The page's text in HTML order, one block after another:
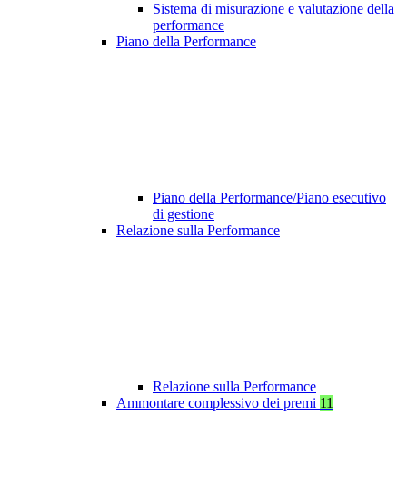
Sistema di misurazione e valutazione della
performance
Piano della Performance
Piano della Performance/Piano esecutivo
di gestione
Relazione sulla Performance
Relazione sulla Performance
Ammontare complessivo dei premi 11